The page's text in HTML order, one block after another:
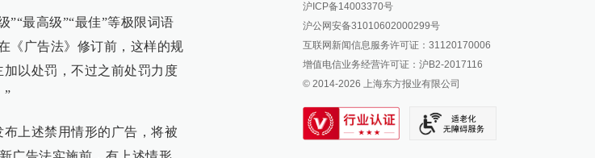
”“最高级”“最佳”等极限词语
《广告法》修订前，这样的规
以处罚，不过之前处罚力度
”
上述禁用情形的广告，将被
澎湃新闻公众号
澎湃新闻抖音号
派生万物开放平台
IP SHANGHAI
SIXTH TONE
报料邮箱: news@thepaper.cn
沪ICP备14003370号
沪公网安备31010602000299号
互联网新闻信息服务许可证：31120170006
增值电信业务经营许可证：沪B2-2017116
© 2014-2026 上海东方报业有限公司